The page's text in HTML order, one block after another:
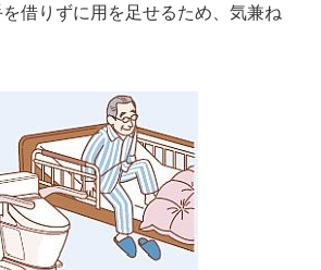
借りずに用を足せるため、気兼ね